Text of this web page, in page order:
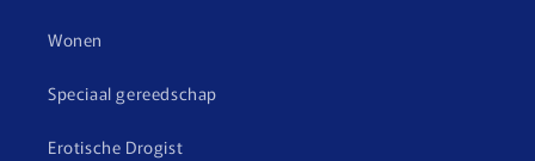
Wonen
Speciaal gereedschap
Erotische Drogist